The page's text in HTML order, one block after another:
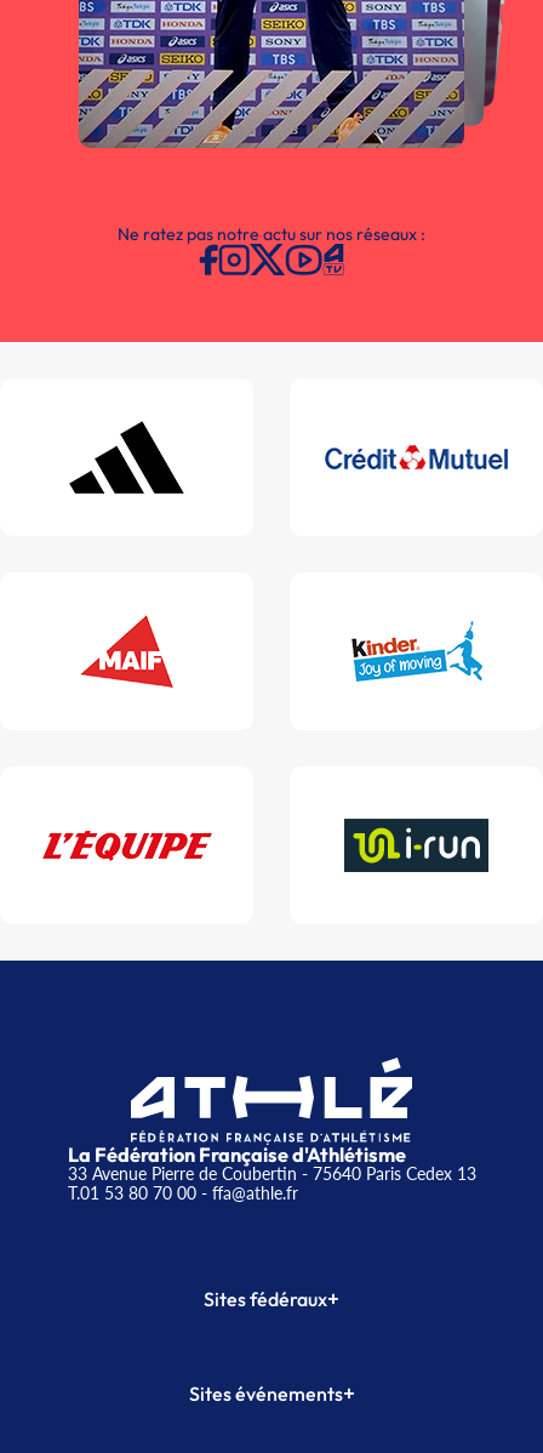
Ne ratez pas notre actu sur nos réseaux :
La Fédération Française d'Athlétisme
33 Avenue Pierre de Coubertin - 75640 Paris Cedex 13
T.01 53 80 70 00- ffa@athle.fr
Sites fédéraux+
Plateforme Formation
Sites événements+